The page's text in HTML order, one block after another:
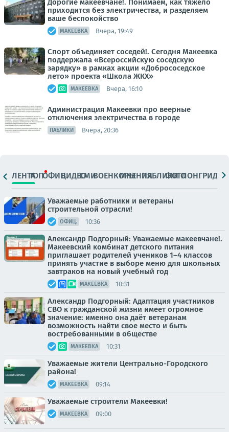
Дорогие макеевчане!. Понимаем, как тяжело
приходится без электричества, и разделяем
ваше беспокойство
МАКЕЕВКА Вчера, 19:49
Спорт объединяет соседей!. Сегодня Макеевка
поддержала «Всероссийскую соседскую
зарядку» в рамках акции «Добрососедское
лето» проекта «Школа ЖКХ»
МАКЕЕВКА Вчера, 16:10
Администрация Макеевки про веерные
отключения электричества в городе
ПАБЛИКИ Вчера, 20:36
ЛЕНТАТОПОФИЦ.ВИДЕОСМИВОЕНКОРЫМНЕНИЯПАБЛИКИ
ФОТОЛОНГРИДЫ
Уважаемые работники и ветераны
строительной отрасли!
ОФИЦ. 10:36
Александр Подгорный: Уважаемые макеевчане!.
Макеевский комбинат детского питания
приглашает родителей учеников 1–4 классов
принять участие в выборе меню для школьных
завтраков на новый учебный год
МАКЕЕВКА 10:31
Александр Подгорный: Адаптация участников
СВО к гражданской жизни имеет огромное
значение: именно она даёт ветеранам
возможность найти свое место и быть
востребованными в обществе
МАКЕЕВКА 10:31
Уважаемые жители Центрально-Городского
района!
МАКЕЕВКА 09:14
Уважаемые строители Макеевки!
МАКЕЕВКА 09:00